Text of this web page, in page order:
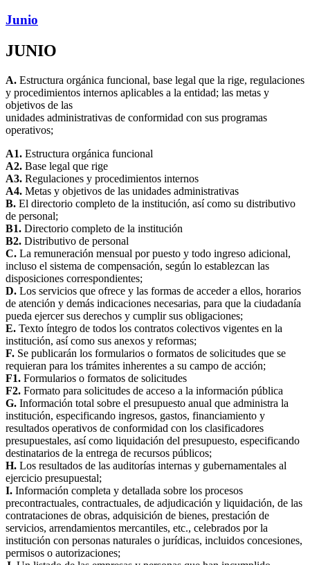
Junio
JUNIO
A. Estructura orgánica funcional, base legal que la rige, regulaciones
y procedimientos internos aplicables a la entidad; las metas y
objetivos de las
unidades administrativas de conformidad con sus programas
operativos;
A1. Estructura orgánica funcional
A2. Base legal que rige
A3. Regulaciones y procedimientos internos
A4. Metas y objetivos de las unidades administrativas
B. El directorio completo de la institución, así como su distributivo
de personal;
B1. Directorio completo de la institución
B2. Distributivo de personal
C. La remuneración mensual por puesto y todo ingreso adicional,
incluso el sistema de compensación, según lo establezcan las
disposiciones correspondientes;
D. Los servicios que ofrece y las formas de acceder a ellos, horarios
de atención y demás indicaciones necesarias, para que la ciudadanía
pueda ejercer sus derechos y cumplir sus obligaciones;
E. Texto íntegro de todos los contratos colectivos vigentes en la
institución, así como sus anexos y reformas;
F. Se publicarán los formularios o formatos de solicitudes que se
requieran para los trámites inherentes a su campo de acción;
F1. Formularios o formatos de solicitudes
F2. Formato para solicitudes de acceso a la información pública
G. Información total sobre el presupuesto anual que administra la
institución, especificando ingresos, gastos, financiamiento y
resultados operativos de conformidad con los clasificadores
presupuestales, así como liquidación del presupuesto, especificando
destinatarios de la entrega de recursos públicos;
H. Los resultados de las auditorías internas y gubernamentales al
ejercicio presupuestal;
I. Información completa y detallada sobre los procesos
precontractuales, contractuales, de adjudicación y liquidación, de las
contrataciones de obras, adquisición de bienes, prestación de
servicios, arrendamientos mercantiles, etc., celebrados por la
institución con personas naturales o jurídicas, incluidos concesiones,
permisos o autorizaciones;